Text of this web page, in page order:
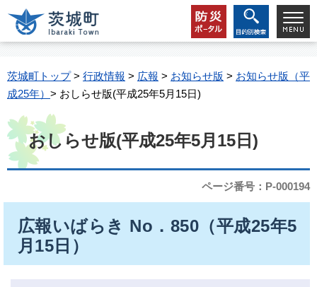
茨城町トップ> 行政情報 > 広報 > お知らせ版 > お知らせ版（平
成25年） > おしらせ版(平成25年5月15日)
おしらせ版(平成25年5月15日)
ページ番号：P-000194
広報いばらき No．850（平成25年5
月15日）